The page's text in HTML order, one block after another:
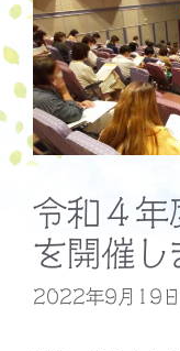
令和４年
を開催し
2022年9月19日